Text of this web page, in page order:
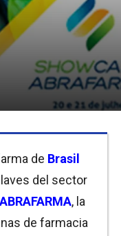
de Brasil
del sector
ABRAFARMA, la
de farmacia